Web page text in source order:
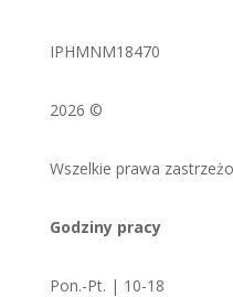
IPHMNM18470
2026 ©
Wszelkie prawa
Godziny pracy
Pon.-Pt. | 10-18